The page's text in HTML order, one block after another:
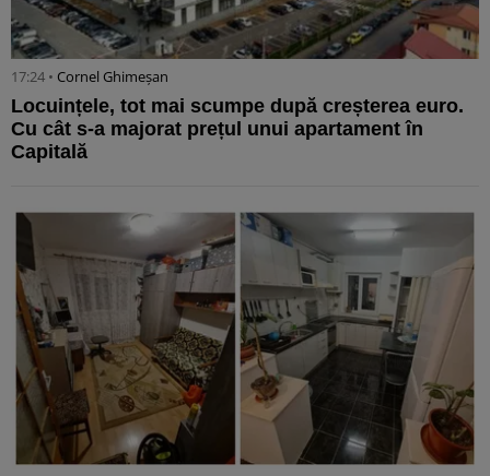
17:24 • Cornel Ghimeșan
Locuințele, tot mai scumpe după creșterea euro.
Cu cât s-a majorat prețul unui apartament în
Capitală